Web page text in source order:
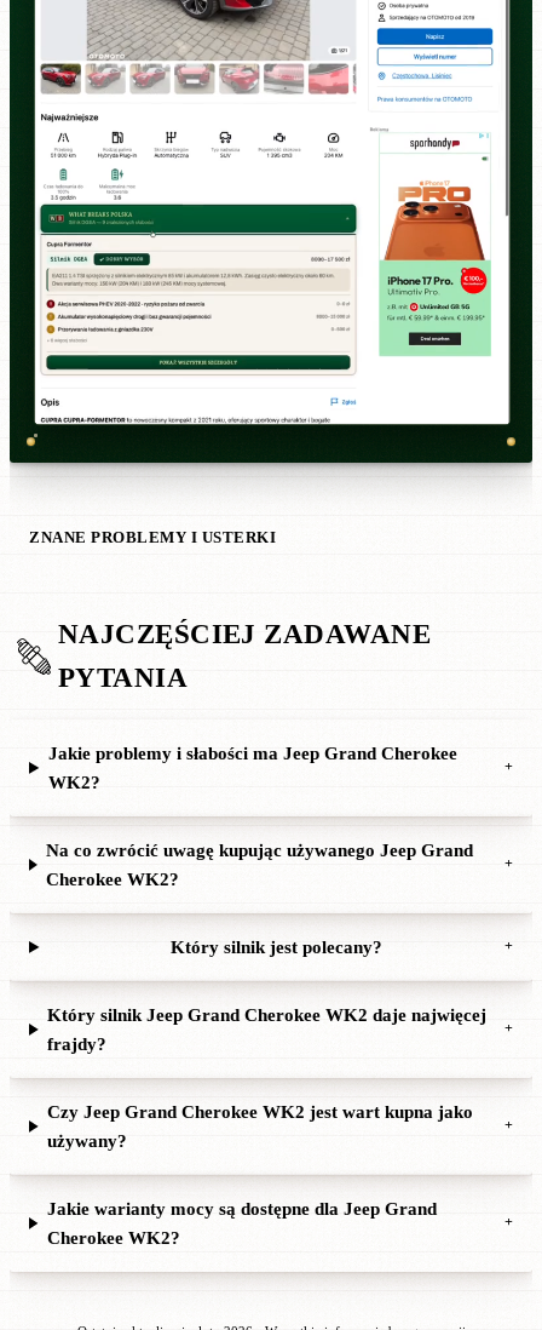
ZNANE PROBLEMY I USTERKI
NAJCZĘŚCIEJ ZADAWANE
PYTANIA
Jakie problemy i słabości ma Jeep Grand Cherokee
WK2?
+
Na co zwrócić uwagę kupując używanego Jeep Grand
Cherokee WK2?
+
Który silnik jest polecany? +
Który silnik Jeep Grand Cherokee WK2 daje najwięcej
frajdy?
+
Czy Jeep Grand Cherokee WK2 jest wart kupna jako
używany?
+
Jakie warianty mocy są dostępne dla Jeep Grand
Cherokee WK2?
+